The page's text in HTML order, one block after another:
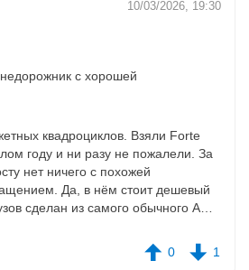
10/03/2026, 19:30
с хорошей
квадроциклов. Взяли Forte
году и ни разу не пожалели. За
нет ничего с похожей
Да, в нём стоит дешевый
сделан из самого обычного АБС
захочет что-то помощнее. Так
вариант для новичков!
0 1